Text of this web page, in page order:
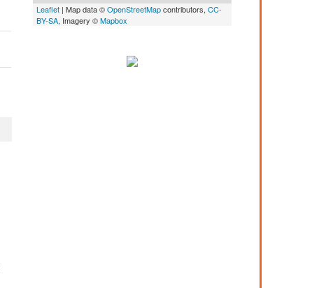
Leaflet| Map data ©OpenStreetMapcontributors, CC-
BY-SA, Imagery ©Mapbox